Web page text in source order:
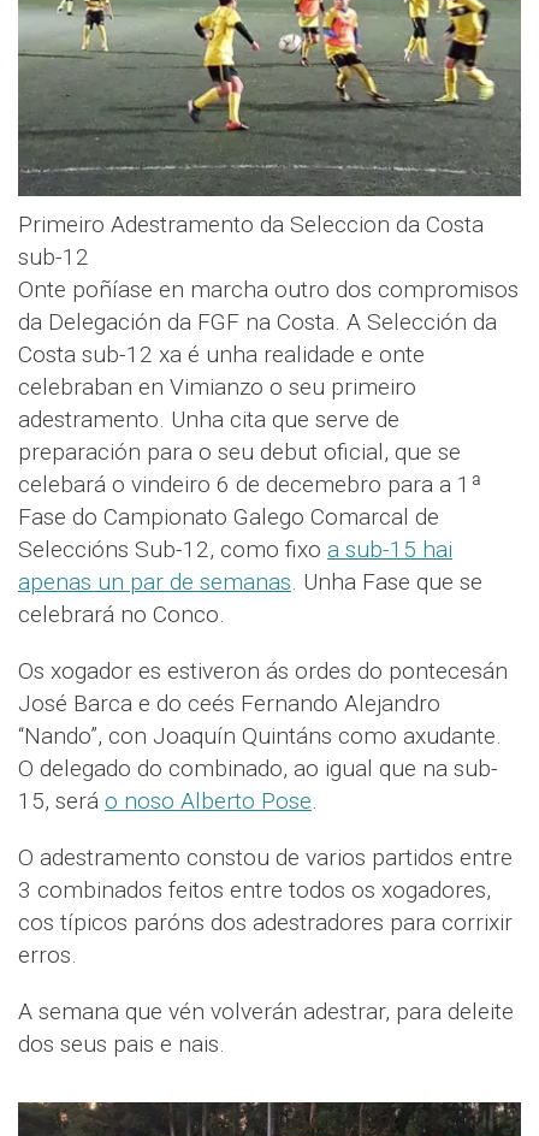
Primeiro Adestramento da Seleccion da Costa
sub-12
Onte poñíase en marcha outro dos compromisos
da Delegación da FGF na Costa. A Selección da
Costa sub-12 xa é unha realidade e onte
celebraban en Vimianzo o seu primeiro
adestramento. Unha cita que serve de
preparación para o seu debut oficial, que se
celebará o vindeiro 6 de decemebro para a 1ª
Fase do Campionato Galego Comarcal de
Seleccións Sub-12, como fixo a sub-15 hai
apenas un par de semanas. Unha Fase que se
celebrará no Conco.
Os xogador es estiveron ás ordes do pontecesán
José Barca e do ceés Fernando Alejandro
“Nando”, con Joaquín Quintáns como axudante.
O delegado do combinado, ao igual que na sub-
15, será o noso Alberto Pose.
O adestramento constou de varios partidos entre
3 combinados feitos entre todos os xogadores,
cos típicos paróns dos adestradores para corrixir
erros.
A semana que vén volverán adestrar, para deleite
dos seus pais e nais.